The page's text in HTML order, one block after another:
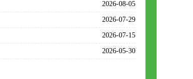
2026-08-05
2026-07-29
2026-07-15
2026-05-30